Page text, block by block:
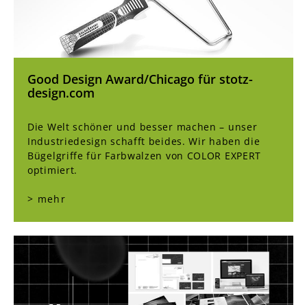
Good Design Award/Chicago für stotz-
design.com
Die Welt schöner und besser machen – unser
Industriedesign schafft beides. Wir haben die
Bügelgriffe für Farbwalzen von COLOR EXPERT
optimiert.
> mehr